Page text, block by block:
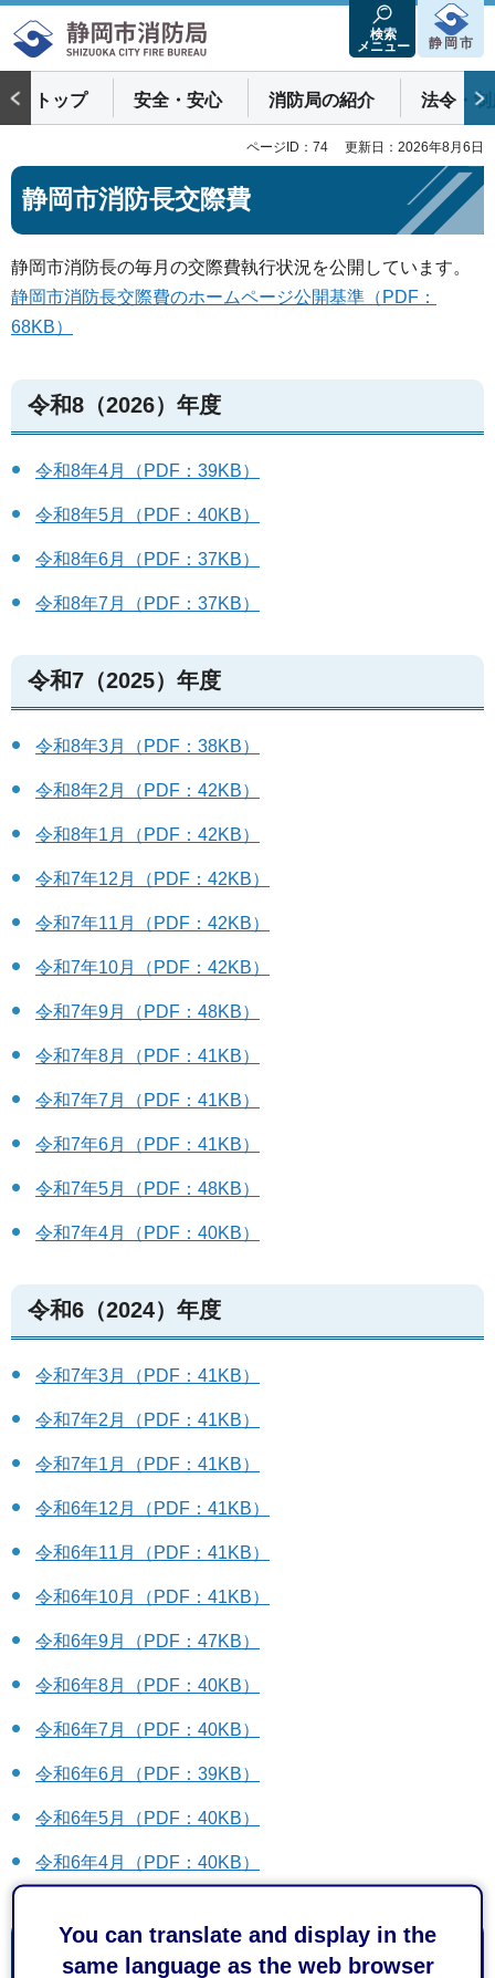
You can translate and display in the
same language as the web browser
静岡市消防局
検索
メニュー
静岡市
トップ 安全・安心 消防局の紹介 法令・制
ページID：74 更新日：2026年8月6日
静岡市消防長交際費
静岡市消防長の毎月の交際費執行状況を公開しています。
静岡市消防長交際費のホームページ公開基準（PDF：
68KB）
令和8（2026）年度
令和8年4月（PDF：39KB）
令和8年5月（PDF：40KB）
令和8年6月（PDF：37KB）
令和8年7月（PDF：37KB）
令和7（2025）年度
令和8年3月（PDF：38KB）
令和8年2月（PDF：42KB）
令和8年1月（PDF：42KB）
令和7年12月（PDF：42KB）
令和7年11月（PDF：42KB）
令和7年10月（PDF：42KB）
令和7年9月（PDF：48KB）
令和7年8月（PDF：41KB）
令和7年7月（PDF：41KB）
令和7年6月（PDF：41KB）
令和7年5月（PDF：48KB）
令和7年4月（PDF：40KB）
令和6（2024）年度
令和7年3月（PDF：41KB）
令和7年2月（PDF：41KB）
令和7年1月（PDF：41KB）
令和6年12月（PDF：41KB）
令和6年11月（PDF：41KB）
令和6年10月（PDF：41KB）
令和6年9月（PDF：47KB）
令和6年8月（PDF：40KB）
令和6年7月（PDF：40KB）
令和6年6月（PDF：39KB）
令和6年5月（PDF：40KB）
令和6年4月（PDF：40KB）
お問い合わせ